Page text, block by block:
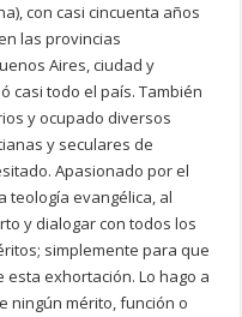
con casi cincuenta años
las provincias
Aires, ciudad y
casi todo el país. También
y ocupado diversos
y seculares de
Apasionado por el
teología evangélica, al
y dialogar con todos los
simplemente para que
exhortación. Lo hago a
ningún mérito, función o